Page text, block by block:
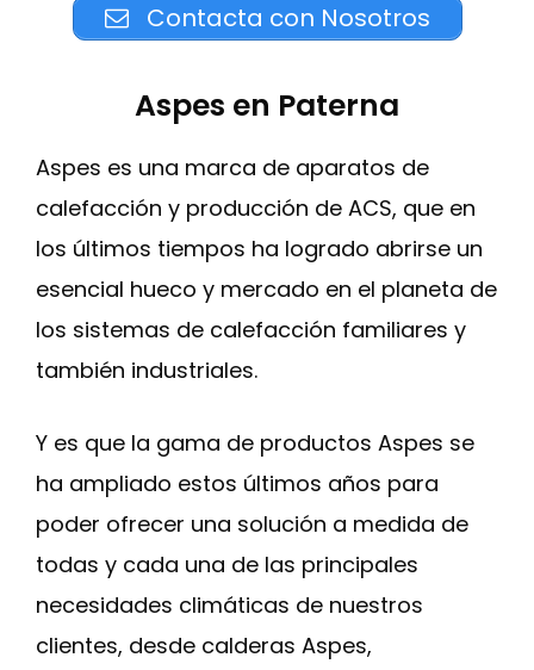
Contacta con Nosotros
Aspes en Paterna
Aspes es una marca de aparatos de
calefacción y producción de ACS, que en
los últimos tiempos ha logrado abrirse un
esencial hueco y mercado en el planeta de
los sistemas de calefacción familiares y
también industriales.
Y es que la gama de productos Aspes se
ha ampliado estos últimos años para
poder ofrecer una solución a medida de
todas y cada una de las principales
necesidades climáticas de nuestros
clientes, desde calderas Aspes,